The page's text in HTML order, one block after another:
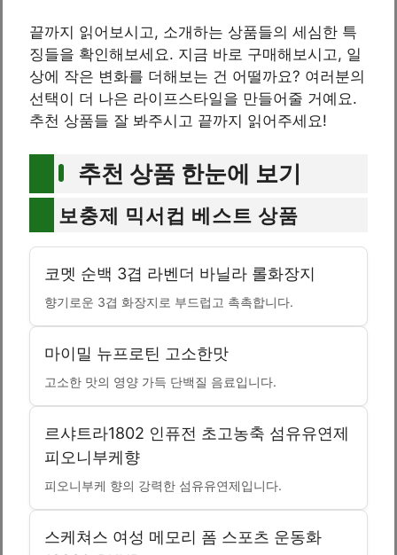
끝까지 읽어보시고, 소개하는 상품들의 세심한 특
징들을 확인해보세요. 지금 바로 구매해보시고, 일
상에 작은 변화를 더해보는 건 어떨까요? 여러분의
선택이 더 나은 라이프스타일을 만들어줄 거예요.
추천 상품들 잘 봐주시고 끝까지 읽어주세요!
추천 상품 한눈에 보기
보충제 믹서컵 베스트 상품
코멧 순백 3겹 라벤더 바닐라 롤화장지
향기로운 3겹 화장지로 부드럽고 촉촉합니다.
마이밀 뉴프로틴 고소한맛
고소한 맛의 영양 가득 단백질 음료입니다.
르샤트라1802 인퓨전 초고농축 섬유유연제
피오니부케향
피오니부케 향의 강력한 섬유유연제입니다.
스케쳐스 여성 메모리 폼 스포츠 운동화